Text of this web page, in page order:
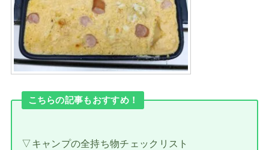
こちらの記事もおすすめ！
▽キャンプの全持ち物チェックリスト